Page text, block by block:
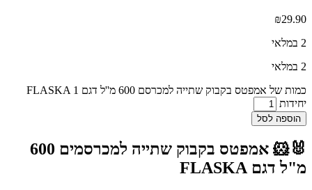
₪29.90
2 במלאי
2 במלאי
כמות של אמפטס בקבוק שתייה למכרסם 600 מ''ל דגם FLASKA 1
יחידות
הוספה לסל
🐰🐹
אמפטס בקבוק שתייה למכרסמים 600
מ"ל דגם FLASKA